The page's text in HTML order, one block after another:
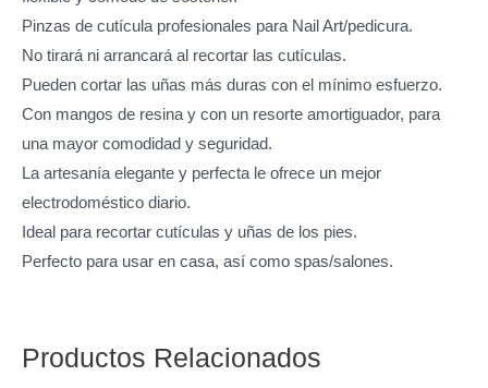
Pinzas de cutícula profesionales para Nail Art/pedicura.
No tirará ni arrancará al recortar las cutículas.
Pueden cortar las uñas más duras con el mínimo esfuerzo.
Con mangos de resina y con un resorte amortiguador, para
una mayor comodidad y seguridad.
La artesanía elegante y perfecta le ofrece un mejor
electrodoméstico diario.
Ideal para recortar cutículas y uñas de los pies.
Perfecto para usar en casa, así como spas/salones.
Productos Relacionados